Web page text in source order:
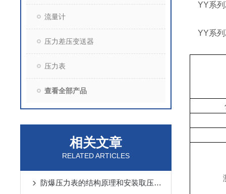
流量计
压力差压变送器
压力表
查看全部产品
相关文章
RELATED ARTICLES
防爆压力表的结构原理和安装取压点的选取
YY系列
YY系列